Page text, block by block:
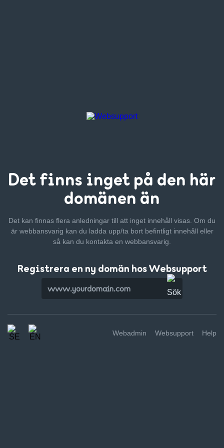
Det finns inget på den här
domänen än
Det kan finnas flera anledningar till att inget innehåll visas. Om du
är webbansvarig kan du ladda upp/ta bort befintligt innehåll eller
så kan du kontakta en webbansvarig.
Registrera en ny domän hos Websupport
Webadmin Websupport Help